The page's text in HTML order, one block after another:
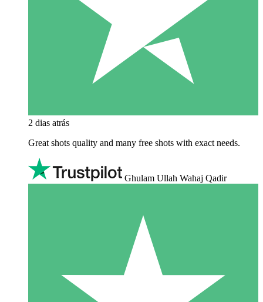
2 dias atrás
Great shots quality and many free shots with exact needs.
Ghulam Ullah Wahaj Qadir